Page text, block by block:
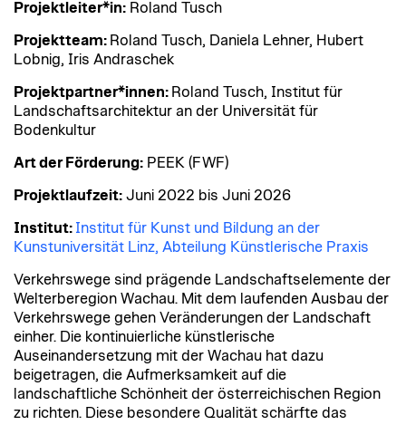
Projektleiter*in: Roland Tusch
Projektteam: Roland Tusch, Daniela Lehner, Hubert
Lobnig, Iris Andraschek
Projektpartner*innen: Roland Tusch, Institut für
Landschaftsarchitektur an der Universität für
Bodenkultur
Art der Förderung: PEEK (FWF)
Projektlaufzeit: Juni 2022 bis Juni 2026
Institut: Institut für Kunst und Bildung an der
Kunstuniversität Linz, Abteilung Künstlerische Praxis
Verkehrswege sind prägende Landschaftselemente der
Welterberegion Wachau. Mit dem laufenden Ausbau der
Verkehrswege gehen Veränderungen der Landschaft
einher. Die kontinuierliche künstlerische
Auseinandersetzung mit der Wachau hat dazu
beigetragen, die Aufmerksamkeit auf die
landschaftliche Schönheit der österreichischen Region
zu richten. Diese besondere Qualität schärfte das